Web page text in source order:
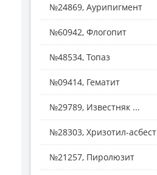
№24869, Аурипигмент
№60942, Флогопит
№48534, Топаз
№09414, Гематит
№29789, Известняк ...
№28303, Хризотил-асбест
№21257, Пиролюзит